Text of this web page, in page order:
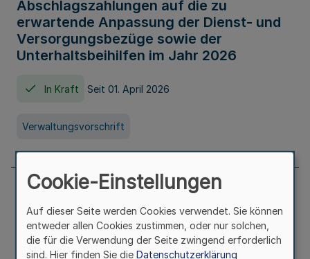
Abschlagszahlungen auf die zu
erwartende Anpassung der Dienst- und
Versorgungsbezüge sowie der
Unterhaltsbeihilfen im Jahr 2026
In Kraft Seit 01. April 2026
Verwaltungsvorschrift
Richtlinie zur Gewährung von
Zuwendungen für Maßnahmen zur
Stärkung der alltagsintegrierten
sprachlichen Bildungsarbeit in
Cookie-Einstellungen
Auf dieser Seite werden Cookies verwendet. Sie können
entweder allen Cookies zustimmen, oder nur solchen,
die für die Verwendung der Seite zwingend erforderlich
sind. Hier finden Sie die Datenschutzerklärung